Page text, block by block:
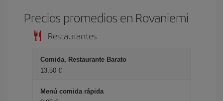
Precios promedios en Rovaniemi
Restaurantes
Comida, Restaurante Barato
13,50 €
Menú comida rápida